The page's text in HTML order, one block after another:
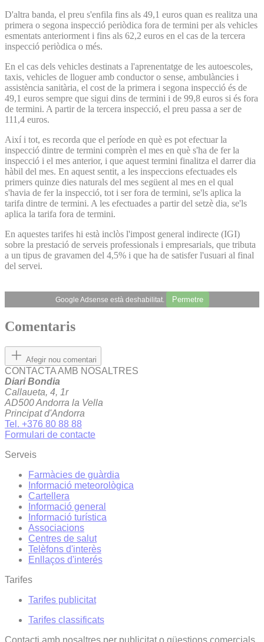
D'altra banda, el preu s'enfila fins als 49,1 euros quan es realitza una
primera o segona inspecció periòdica fora de termini per als vehicles
esmentats anteriorment i fins als 62,2 euros en el cas de la tercera
inspecció periòdica o més.
En el cas dels vehicles destinats a l'aprenentatge de les autoescoles,
taxis, vehicles de lloguer amb conductor o sense, ambulàncies i
assistència sanitària, el cost de la primera i segona inspecció és de
49,1 euros sempre que sigui dins de termini i de 99,8 euros si és fora
de termini. A partir de la tercera inspecció, el preu passa a ser de
111,4 euros.
Així i tot, es recorda que el període en què es pot efectuar la
inspecció dintre de termini comprèn el mes en què s'ha de fer la
inspecció i el mes anterior, i que aquest termini finalitza el darrer dia
hàbil del mes. En aquest sentit, a les inspeccions efectuades els
primers quinze dies naturals del mes següent al mes en el qual
s'havia de fer la inspecció, tot i ser fora de termini, se'ls aplica la
tarifa dintre de termini. A les efectuades a partir del setzè dia, se'ls
aplica la tarifa fora de termini.
En aquestes tarifes hi està inclòs l'impost general indirecte (IGI)
sobre la prestació de serveis professionals i empresarials, que tributa
a un tipus de gravamen del 4,5% i que ha de satisfer l'usuari al final
del servei.
Google Adsense està deshabilitat. Permetre
Comentaris
Afegir nou comentari
CONTACTA AMB NOSALTRES
Diari Bondia
Callaueta, 4, 1r
AD500 Andorra la Vella
Principat d'Andorra
Tel. +376 80 88 88
Formulari de contacte
Serveis
Farmàcies de guàrdia
Informació meteorològica
Cartellera
Informació general
Informació turística
Associacions
Centres de salut
Telèfons d'interès
Enllaços d'interés
Tarifes
Tarifes publicitat
Tarifes classificats